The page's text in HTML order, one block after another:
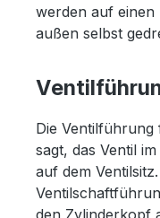
werden auf
außen selbst
Die
sagt, das Ventil
auf dem
den Zylinderkopf